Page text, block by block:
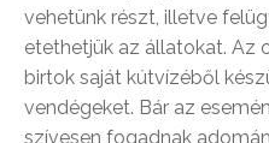
vehetünk részt, illetve
etethetjük az állatokat. Az
birtok saját kútvízéből
vendégeket. Bár az
szívesen fogadnak